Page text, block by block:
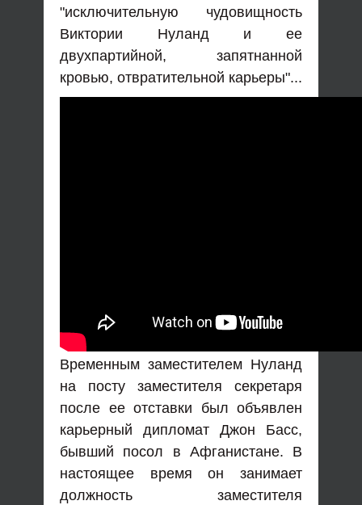
"исключительную чудовищность
Виктории Нуланд и ее
двухпартийной, запятнанной
кровью, отвратительной карьеры"...
Временным заместителем Нуланд
на посту заместителя секретаря
после ее отставки был объявлен
карьерный дипломат Джон Басс,
бывший посол в Афганистане. В
настоящее время он занимает
должность заместителя